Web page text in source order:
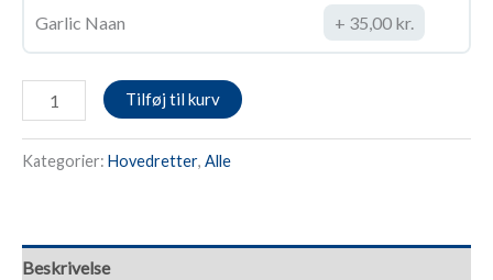
Garlic Naan 35,00 kr.
Tilføj til kurv
Kategorier: Hovedretter, Alle
Beskrivelse